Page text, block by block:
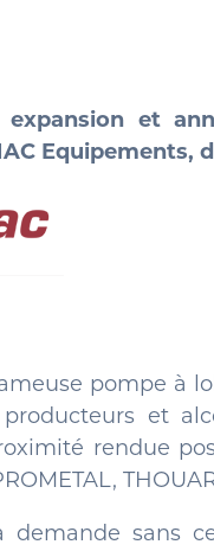
et
Equipements,
pompe à
et
rendue
sans